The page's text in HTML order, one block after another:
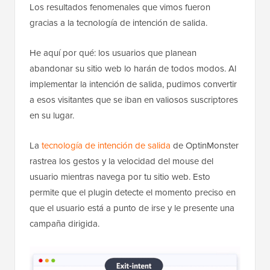
Los resultados fenomenales que vimos fueron
gracias a la tecnología de intención de salida.
He aquí por qué: los usuarios que planean
abandonar su sitio web lo harán de todos modos. Al
implementar la intención de salida, pudimos convertir
a esos visitantes que se iban en valiosos suscriptores
en su lugar.
La tecnología de intención de salida de OptinMonster
rastrea los gestos y la velocidad del mouse del
usuario mientras navega por tu sitio web. Esto
permite que el plugin detecte el momento preciso en
que el usuario está a punto de irse y le presente una
campaña dirigida.